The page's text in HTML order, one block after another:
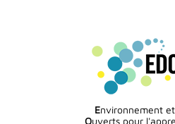
Environnement et
Ouverts pour